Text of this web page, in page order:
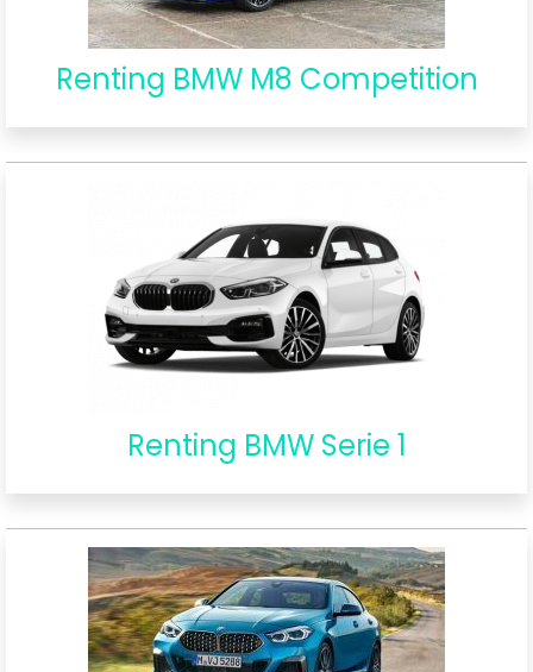
Renting BMW M8 Competition
Renting BMW Serie 1